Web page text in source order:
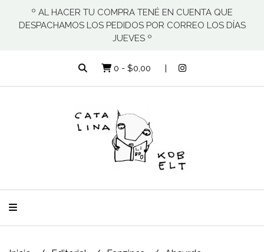
º AL HACER TU COMPRA TENÉ EN CUENTA QUE
DESPACHAMOS LOS PEDIDOS POR CORREO LOS DÍAS
JUEVES º
0 - $0,00